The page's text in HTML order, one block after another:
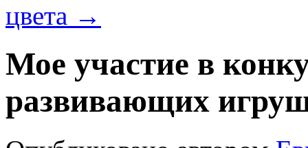
цвета →
Мое участие в
развивающих